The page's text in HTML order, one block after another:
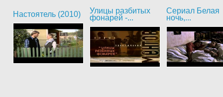
Настоятель (2010)
Улицы разбитых
фонарей -...
Сериал Белая
ночь,...